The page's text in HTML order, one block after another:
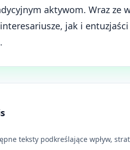
aktywom. Wraz ze
jak i
teksty podkreślające wpływ,